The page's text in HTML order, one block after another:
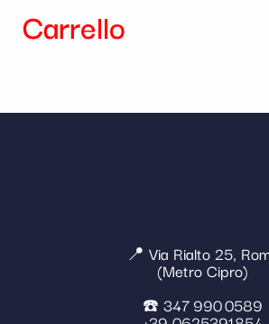
Carrello
📍 Via Rialto 25,
(Metro Cipro)
☎️ 347 990 0589